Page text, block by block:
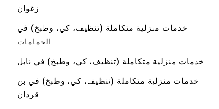
زغوان
خدمات منزلية متكاملة (تنظيف، كي، وطبخ) في
الحمامات
خدمات منزلية متكاملة (تنظيف، كي، وطبخ) في نابل
خدمات منزلية متكاملة (تنظيف، كي، وطبخ) في بن
قردان